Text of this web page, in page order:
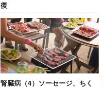
復
腎臓病（4）ソーセージ、ちく